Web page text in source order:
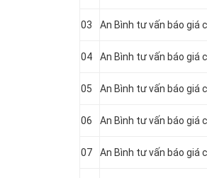
03 An Bình tư vấn báo giá
04 An Bình tư vấn báo giá
05 An Bình tư vấn báo giá
06 An Bình tư vấn báo giá
07 An Bình tư vấn báo giá